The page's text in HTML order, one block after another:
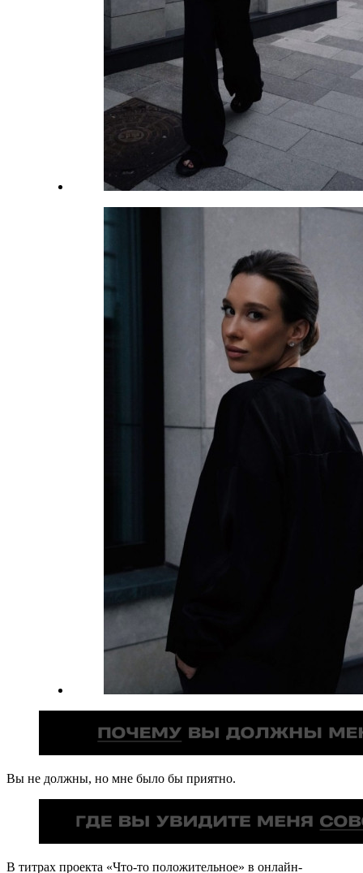
Вы не должны, но мне было бы приятно.
В титрах проекта «Что-то положительное» в онлайн-